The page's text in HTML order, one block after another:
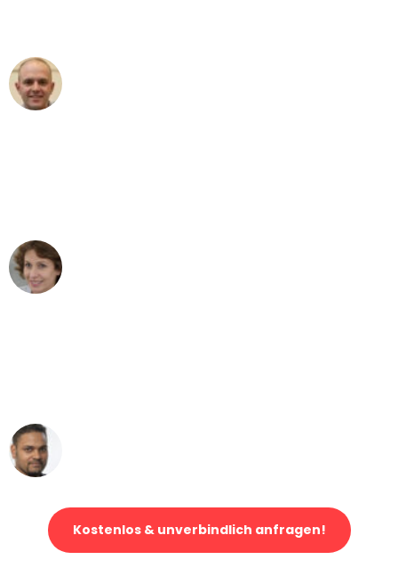
Kostenlos & unverbindlich anfragen!